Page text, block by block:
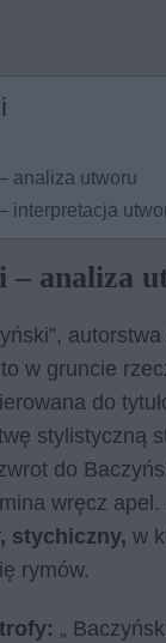
analiza utworu
interpretacja
– analiza
w gruncie
do
stylistyczną
do
wręcz apel.
stychiczny, w
rymów.
„